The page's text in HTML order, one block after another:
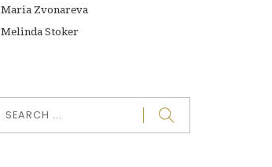
Maria Zvonareva
Melinda Stoker